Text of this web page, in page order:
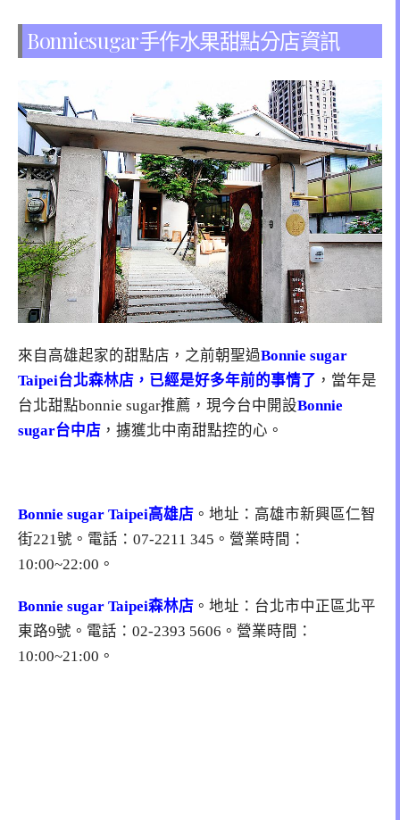
Bonniesugar手作水果甜點分店資訊
來自高雄起家的甜點店，之前朝聖過Bonnie sugar
Taipei台北森林店，已經是好多年前的事情了 ，當年是
台北甜點bonnie sugar推薦，現今台中開設Bonnie
sugar台中店 ，擄獲北中南甜點控的心。
Bonnie sugar Taipei高雄店 。地址：高雄市新興區仁智
街221號。電話：07-2211 345。營業時間：
10:00~22:00。
Bonnie sugar Taipei森林店 。地址：台北市中正區北平
東路9號。電話：02-2393 5606。營業時間：
10:00~21:00。